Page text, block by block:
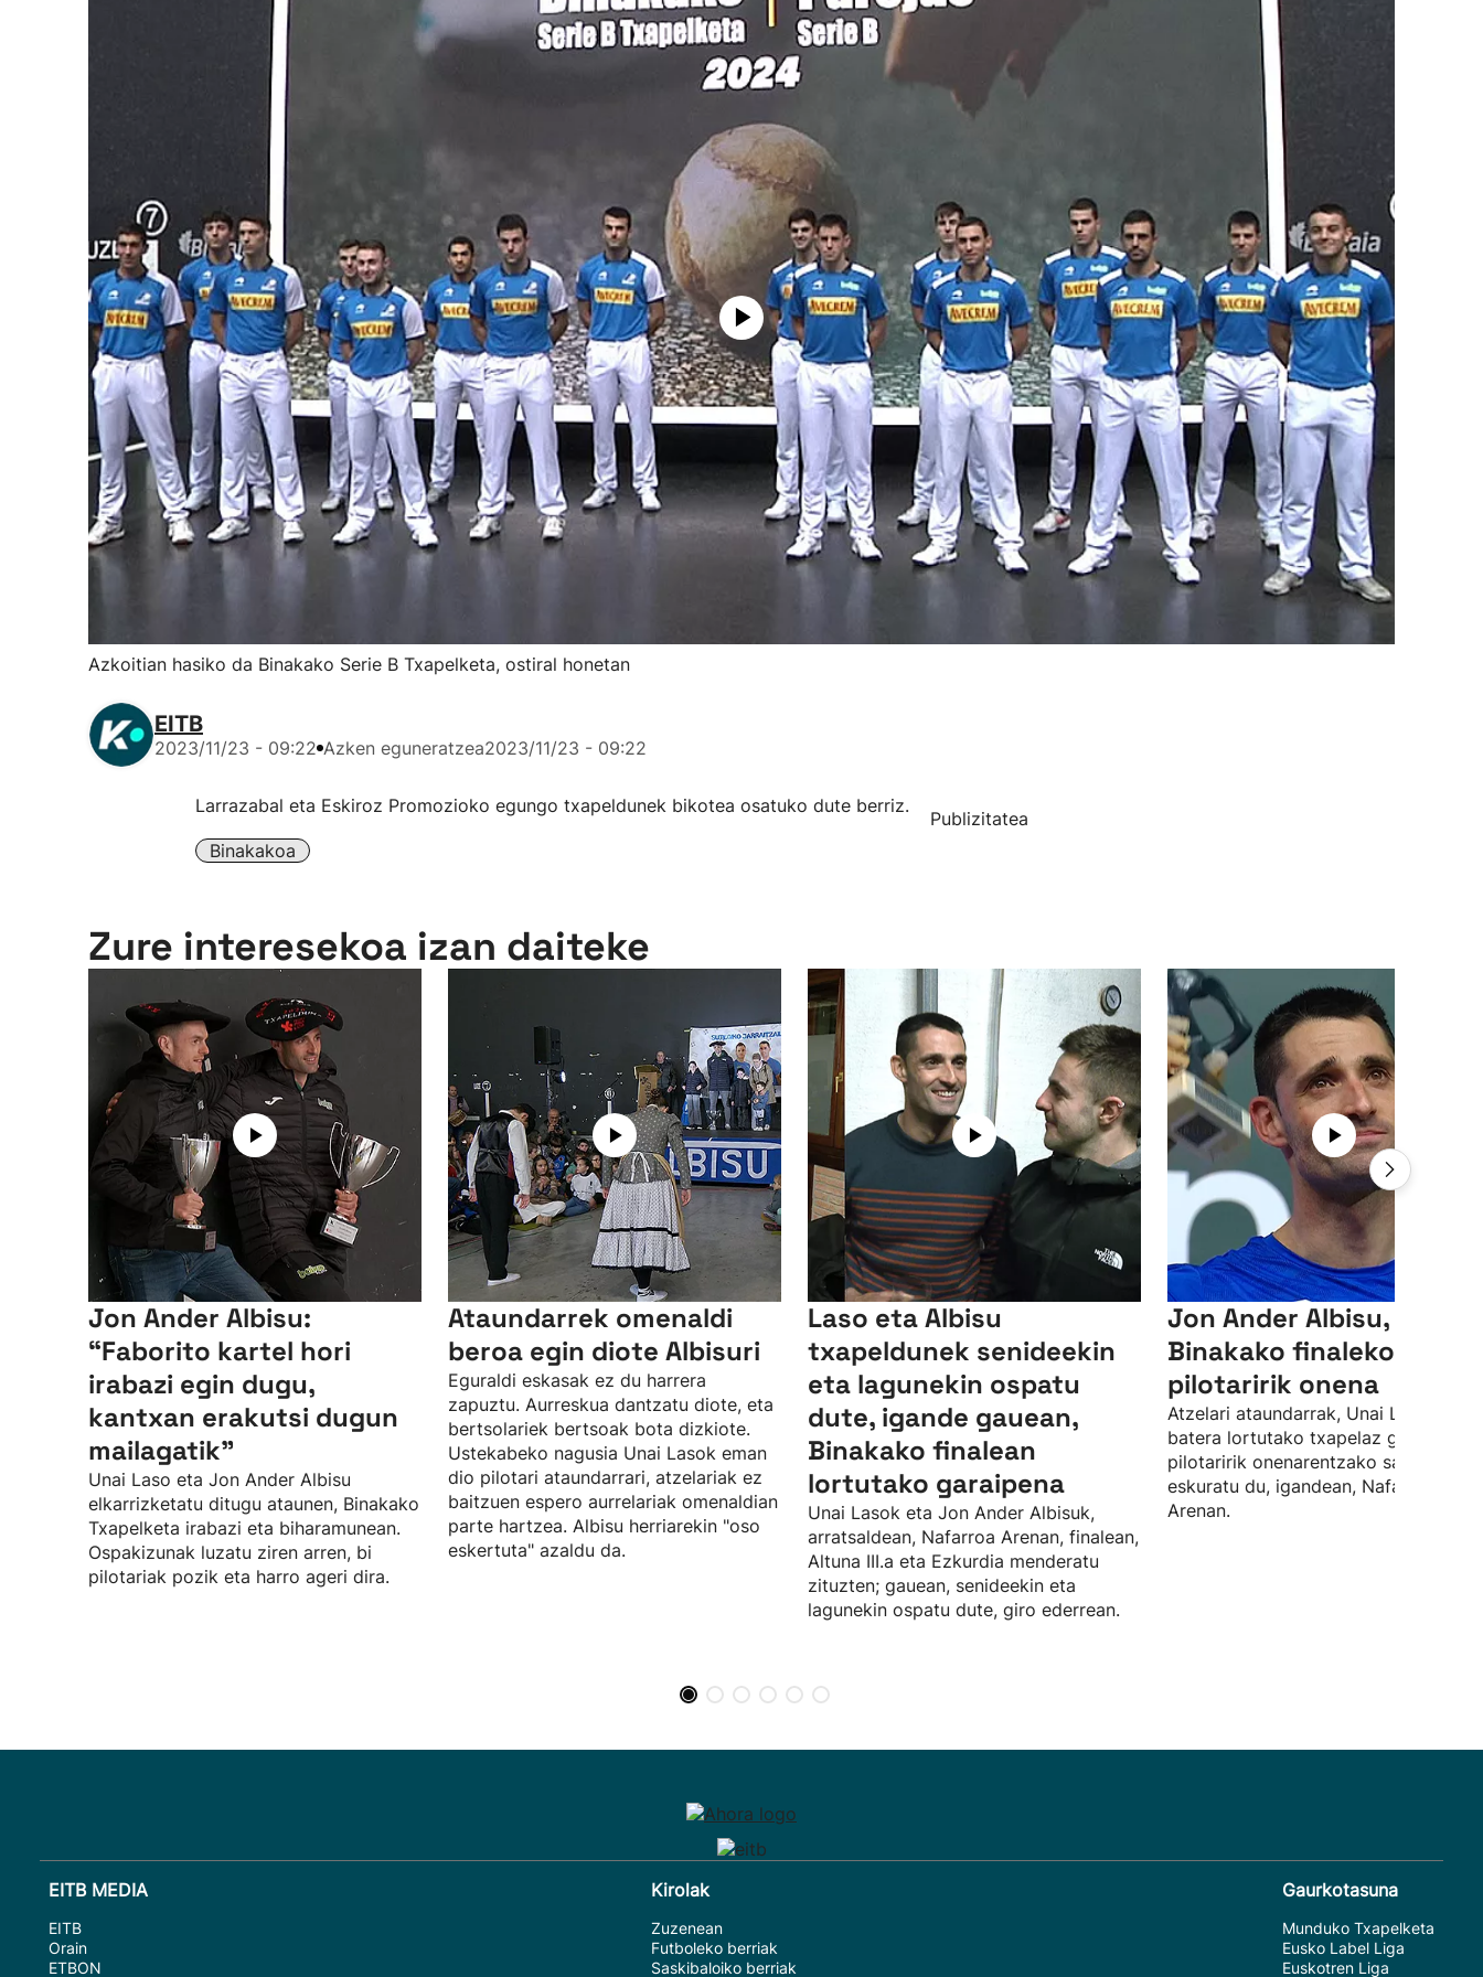
Azkoitian hasiko da Binakako Serie B Txapelketa, ostiral honetan
EITB
2023/11/23 - 09:22 Azken eguneratzea2023/11/23 - 09:22
Larrazabal eta Eskiroz Promozioko egungo txapeldunek bikotea osatuko dute berriz.
Binakakoa
Publizitatea
Zure interesekoa izan daiteke
Jon Ander Albisu:
“Faborito kartel hori
irabazi egin dugu,
kantxan erakutsi dugun
mailagatik”
Unai Laso eta Jon Ander Albisu
elkarrizketatu ditugu ataunen, Binakako
Txapelketa irabazi eta biharamunean.
Ospakizunak luzatu ziren arren, bi
pilotariak pozik eta harro ageri dira.
Ataundarrek omenaldi
beroa egin diote Albisuri
Eguraldi eskasak ez du harrera
zapuztu. Aurreskua dantzatu diote, eta
bertsolariek bertsoak bota dizkiote.
Ustekabeko nagusia Unai Lasok eman
dio pilotari ataundarrari, atzelariak ez
baitzuen espero aurrelariak omenaldian
parte hartzea. Albisu herriarekin "oso
eskertuta" azaldu da.
Laso eta Albisu
txapeldunek senideekin
eta lagunekin ospatu
dute, igande gauean,
Binakako finalean
lortutako garaipena
Unai Lasok eta Jon Ander Albisuk,
arratsaldean, Nafarroa Arenan, finalean,
Altuna III.a eta Ezkurdia menderatu
zituzten; gauean, senideekin eta
lagunekin ospatu dute, giro ederrean.
Jon Ander Albisu,
Binakako finaleko
pilotaririk onena
Atzelari ataundarrak, Unai Lasorekin
batera lortutako txapelaz gain,
pilotaririk onenarentzako saria ere
eskuratu du, igandean, Nafarroa
Arenan.
EITB MEDIA
EITB
Orain
ETBON
Kirolak
Zuzenean
Futboleko berriak
Saskibaloiko berriak
Gaurkotasuna
Munduko Txapelketa
Eusko Label Liga
Euskotren Liga